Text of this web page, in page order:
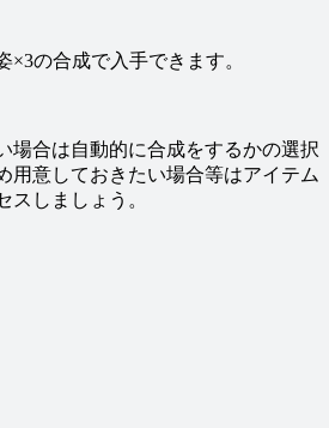
×3の合成で入手できます。
場合は自動的に合成をするかの選択
用意しておきたい場合等はアイテム
スしましょう。